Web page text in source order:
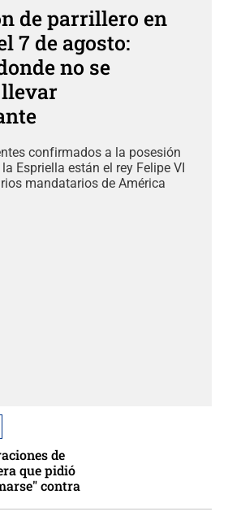
de parrillero en
7 de agosto:
no se
confirmados a la posesión
Espriella están el rey Felipe VI
mandatarios de América
de
que pidió
contra